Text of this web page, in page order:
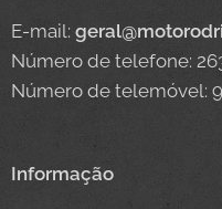
E-mail:
Número de telefone:
Número de telemóvel:
Informação